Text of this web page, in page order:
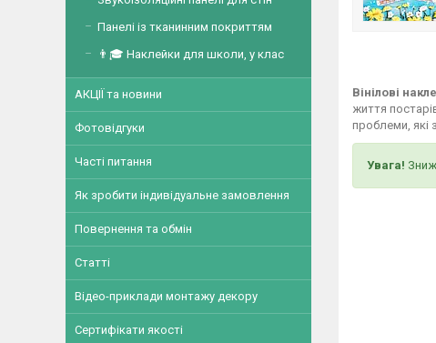
Вінілові
життя
проблеми, які
Увага!
Панелі із тканинним покриттям
👨🎓 Наклейки для школи, у клас
АКЦІЇ та новини
Фотовідгуки
Часті питання
Як зробити індивідуальне замовлення
Повернення та обмін
Статті
Відео-приклади монтажу декору
Сертифікати якості